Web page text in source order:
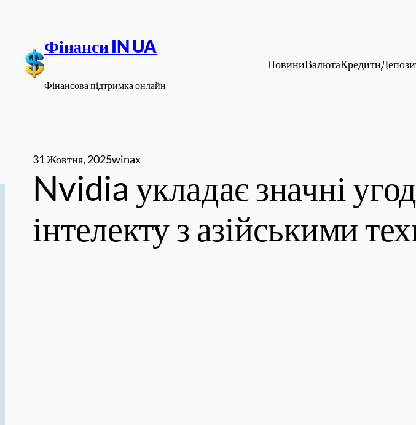
вмісту
Фінанси IN UA
Фінансова підтримка онлайн
НовиниВалютаКредити
31 Жовтня, 2025winax
Nvidia укладає значні
інтелекту з азійськими